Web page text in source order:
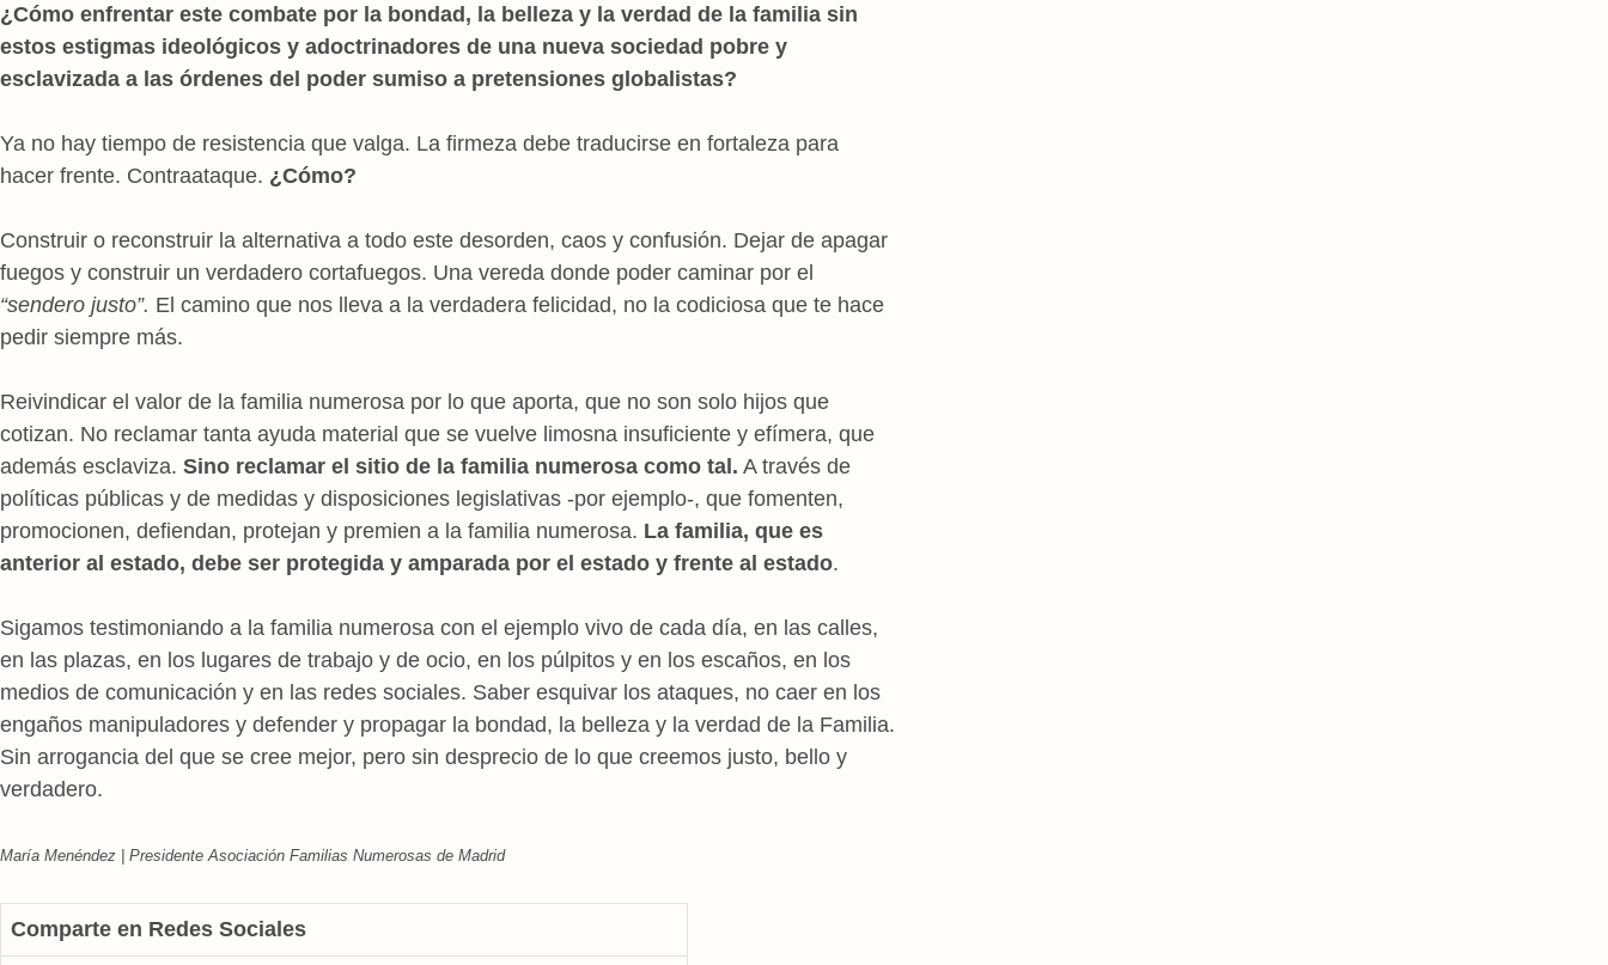
¿Cómo enfrentar este combate por la bondad, la belleza y la verdad de la familia sin
estos estigmas ideológicos y adoctrinadores de una nueva sociedad pobre y
esclavizada a las órdenes del poder sumiso a pretensiones globalistas?
Ya no hay tiempo de resistencia que valga. La firmeza debe traducirse en fortaleza para
hacer frente. Contraataque. ¿Cómo?
Construir o reconstruir la alternativa a todo este desorden, caos y confusión. Dejar de apagar
fuegos y construir un verdadero cortafuegos. Una vereda donde poder caminar por el
“sendero justo”. El camino que nos lleva a la verdadera felicidad, no la codiciosa que te hace
pedir siempre más.
Reivindicar el valor de la familia numerosa por lo que aporta, que no son solo hijos que
cotizan. No reclamar tanta ayuda material que se vuelve limosna insuficiente y efímera, que
además esclaviza. Sino reclamar el sitio de la familia numerosa como tal. A través de
políticas públicas y de medidas y disposiciones legislativas -por ejemplo-, que fomenten,
promocionen, defiendan, protejan y premien a la familia numerosa. La familia, que es
anterior al estado, debe ser protegida y amparada por el estado y frente al estado.
Sigamos testimoniando a la familia numerosa con el ejemplo vivo de cada día, en las calles,
en las plazas, en los lugares de trabajo y de ocio, en los púlpitos y en los escaños, en los
medios de comunicación y en las redes sociales. Saber esquivar los ataques, no caer en los
engaños manipuladores y defender y propagar la bondad, la belleza y la verdad de la Familia.
Sin arrogancia del que se cree mejor, pero sin desprecio de lo que creemos justo, bello y
verdadero.
María Menéndez | Presidente Asociación Familias Numerosas de Madrid
Comparte en Redes Sociales